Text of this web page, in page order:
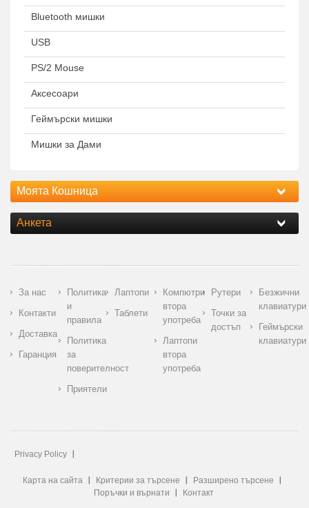
Bluetooth мишки
USB
PS/2 Mouse
Аксесоари
Геймърски мишки
Мишки за Дами
Моята Кошница
Анкета
За нас
Контакти
Доставка
Гаранция
Политика
и
правила
Политика
за
поверителност
Приятели
Лаптопи
Таблети
Компютри
втора
употреба
Лаптопи
втора
употреба
Рутери
Точки за
достъп
Безжични
клавиатури
Геймърски
клавиатури
Privacy Policy
Карта на сайта Критерии за търсене
Разширено търсене
Поръчки и върнати
Контакт